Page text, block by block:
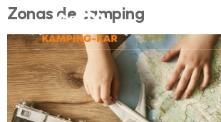
Zonas de camping